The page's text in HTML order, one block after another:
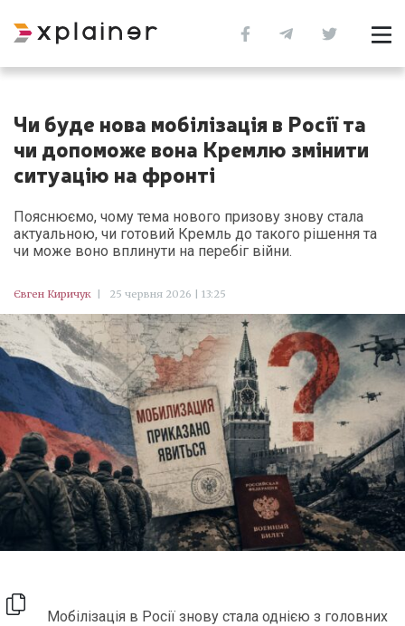
Чи буде нова мобілізація в Росії та
чи допоможе вона Кремлю змінити
ситуацію на фронті
Пояснюємо, чому тема нового призову знову стала
актуальною, чи готовий Кремль до такого рішення та
чи може воно вплинути на перебіг війни.
Євген Киричук 25 червня 2026 | 13:25
Мобілізація в Росії знову стала однією з головних